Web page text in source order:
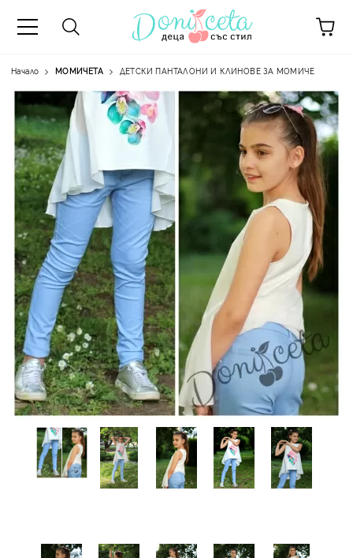
-50%
Начало МОМИЧЕТА ДЕТСКИ ПАНТАЛОНИ И КЛИНОВЕ ЗА МОМИЧЕ